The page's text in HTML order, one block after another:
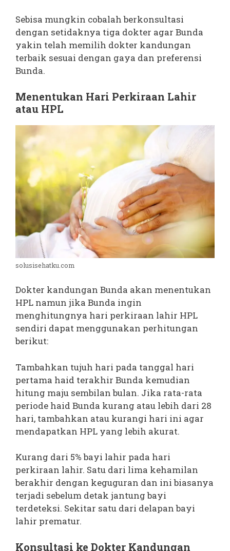
Sebisa mungkin cobalah berkonsultasi
dengan setidaknya tiga dokter agar Bunda
yakin telah memilih dokter kandungan
terbaik sesuai dengan gaya dan preferensi
Bunda.
Menentukan Hari Perkiraan Lahir
atau HPL
solusisehatku.com
Dokter kandungan Bunda akan menentukan
HPL namun jika Bunda ingin
menghitungnya hari perkiraan lahir HPL
sendiri dapat menggunakan perhitungan
berikut:
Tambahkan tujuh hari pada tanggal hari
pertama haid terakhir Bunda kemudian
hitung maju sembilan bulan. Jika rata-rata
periode haid Bunda kurang atau lebih dari 28
hari, tambahkan atau kurangi hari ini agar
mendapatkan HPL yang lebih akurat.
Kurang dari 5% bayi lahir pada hari
perkiraan lahir. Satu dari lima kehamilan
berakhir dengan keguguran dan ini biasanya
terjadi sebelum detak jantung bayi
terdeteksi. Sekitar satu dari delapan bayi
lahir prematur.
Konsultasi ke Dokter Kandungan